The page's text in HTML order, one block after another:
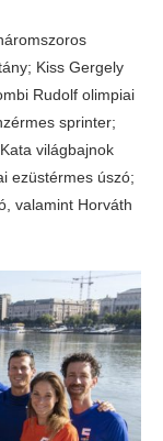
Kiss Gergely
Rudolf olimpiai
sprinter;
világbajnok
ezüstérmes úszó;
valamint Horváth